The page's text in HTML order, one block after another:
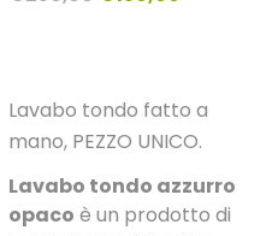
€250,00.€150,00.
Lavabo tondo fatto a
mano, PEZZO UNICO.
Lavabo tondo azzurro
opaco è un prodotto di